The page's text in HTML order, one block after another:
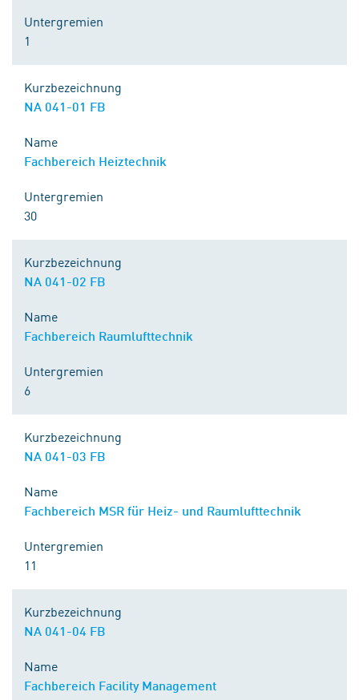
Untergremien
1
Kurzbezeichnung
NA 041-01 FB
Name
Fachbereich Heiztechnik
Untergremien
30
Kurzbezeichnung
NA 041-02 FB
Name
Fachbereich Raumlufttechnik
Untergremien
6
Kurzbezeichnung
NA 041-03 FB
Name
Fachbereich MSR für Heiz- und Raumlufttechnik
Untergremien
11
Kurzbezeichnung
NA 041-04 FB
Name
Fachbereich Facility Management